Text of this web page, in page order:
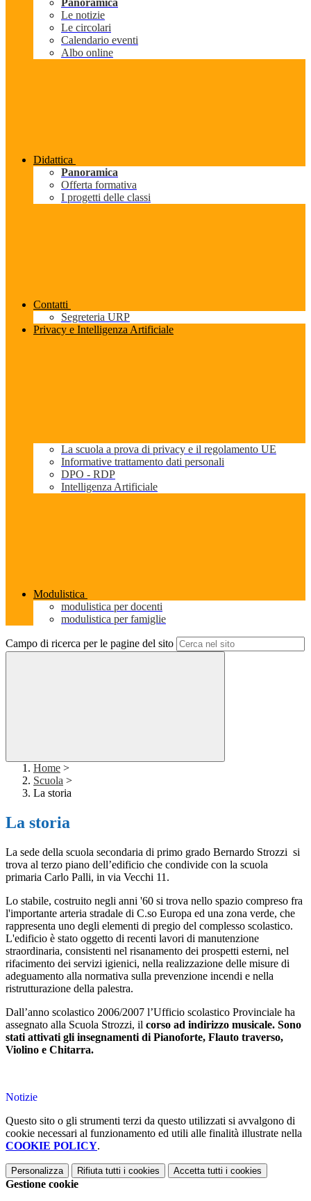
Panoramica
Le notizie
Le circolari
Calendario eventi
Albo online
Didattica
Panoramica
Offerta formativa
I progetti delle classi
Contatti
Segreteria URP
Privacy e Intelligenza Artificiale
La scuola a prova di privacy e il regolamento UE
Informative trattamento dati personali
DPO - RDP
Intelligenza Artificiale
Modulistica
modulistica per docenti
modulistica per famiglie
Campo di ricerca per le pagine del sito
Home >
Scuola >
La storia
La storia
La sede della scuola secondaria di primo grado Bernardo Strozzi si
trova al terzo piano dell’edificio che condivide con la scuola
primaria Carlo Palli, in via Vecchi 11.
Lo stabile, costruito negli anni '60 si trova nello spazio compreso fra
l'importante arteria stradale di C.so Europa ed una zona verde, che
rappresenta uno degli elementi di pregio del complesso scolastico.
L'edificio è stato oggetto di recenti lavori di manutenzione
straordinaria, consistenti nel risanamento dei prospetti esterni, nel
rifacimento dei servizi igienici, nella realizzazione delle misure di
adeguamento alla normativa sulla prevenzione incendi e nella
ristrutturazione della palestra.
Dall’anno scolastico 2006/2007 l’Ufficio scolastico Provinciale ha
assegnato alla Scuola Strozzi, il corso ad indirizzo musicale. Sono
stati attivati gli insegnamenti di Pianoforte, Flauto traverso,
Violino e Chitarra.
Notizie
Questo sito o gli strumenti terzi da questo utilizzati si avvalgono di
cookie necessari al funzionamento ed utili alle finalità illustrate nella
COOKIE POLICY.
Personalizza Rifiuta tutti i cookies Accetta tutti i cookies
Gestione cookie